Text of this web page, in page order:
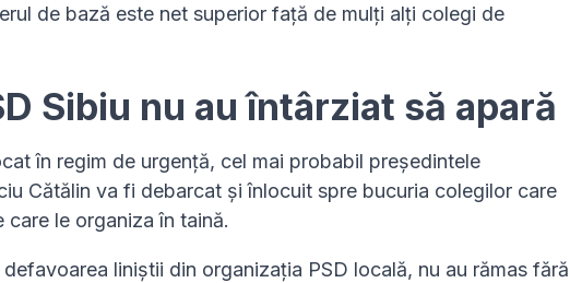
de bază este net superior față de mulți alți colegi de
Sibiu nu au întârziat să apară
în regim de urgență, cel mai probabil președintele
Cătălin va fi debarcat și înlocuit spre bucuria colegilor care
le organiza în taină.
liniștii din organizația PSD locală, nu au rămas fără